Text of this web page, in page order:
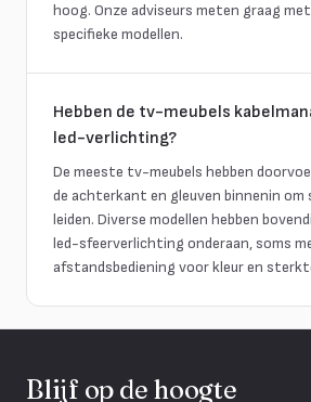
hoog. Onze adviseurs meten graag
specifieke modellen.
Hebben de tv-meubels
led-verlichting?
De meeste tv-meubels hebben
de achterkant en gleuven binnenin
leiden. Diverse modellen hebben
led-sfeerverlichting onderaan, soms
afstandsbediening voor kleur en
Blijf op de hoogte